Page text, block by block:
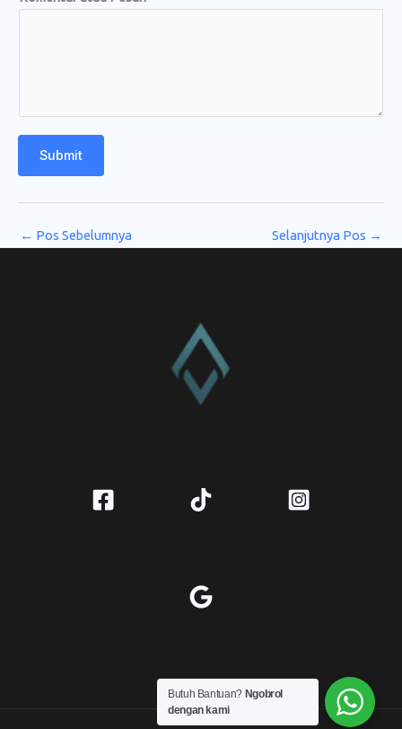
Submit
← Pos Sebelumnya Selanjutnya Pos →
Butuh Bantuan? Ngobrol
dengan kami